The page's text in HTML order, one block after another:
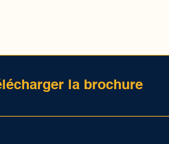
la brochure